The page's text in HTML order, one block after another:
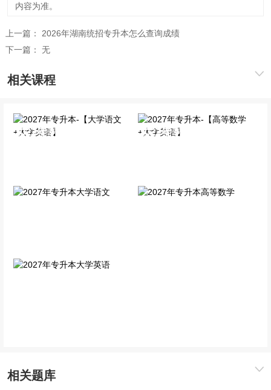
内容为准。
上一篇： 2026年湖南统招专升本怎么查询成绩
下一篇： 无
相关课程
2027年专升本-【大学语文
2027年专升本-【高等数学
相关题库